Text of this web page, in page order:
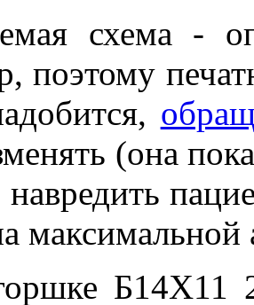
схема -
поэтому
(она
навредить
Б14Х11